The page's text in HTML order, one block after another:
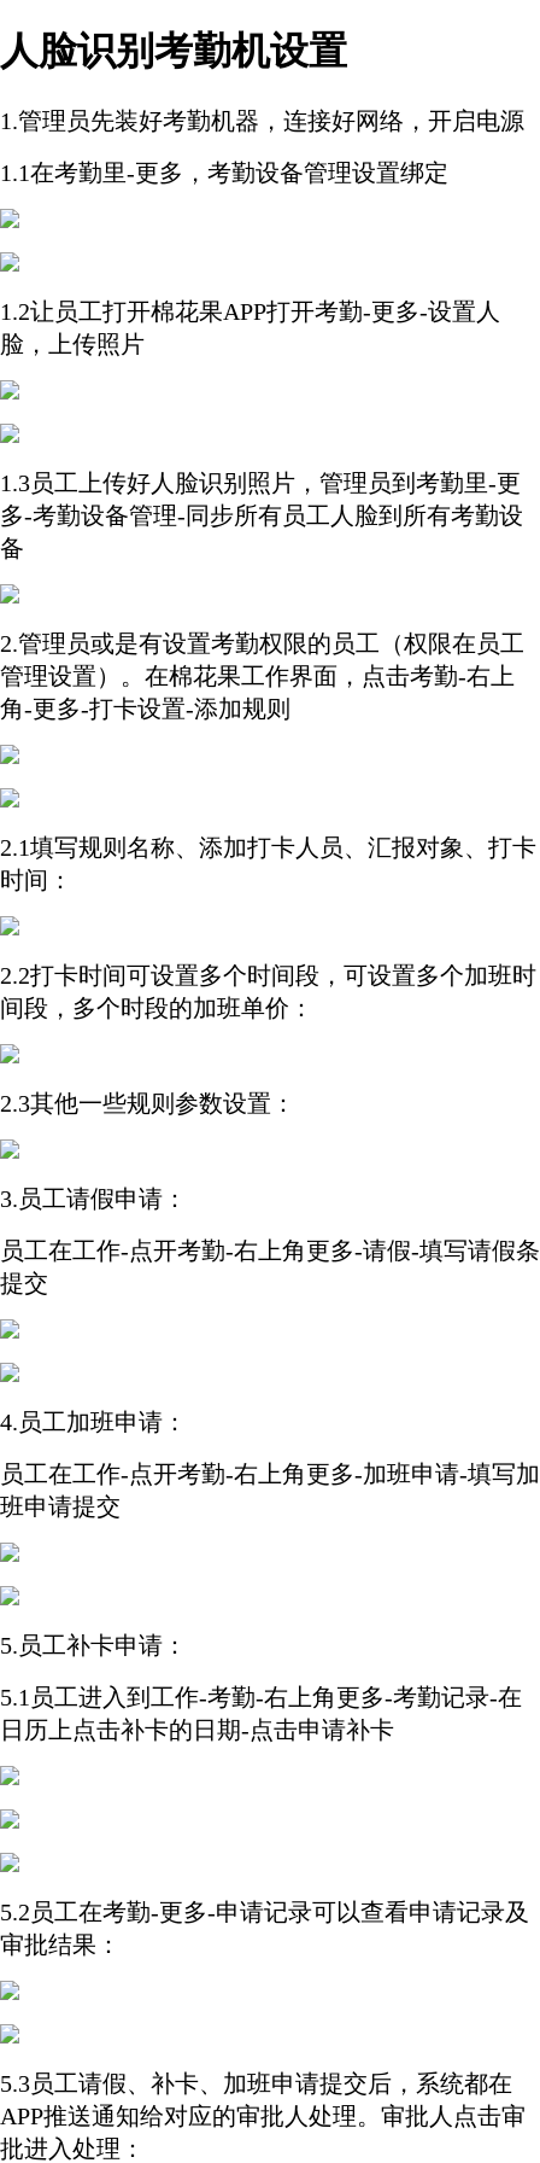
人脸识别考勤机设置
1.管理员先装好考勤机器，连接好网络，开启电源
1.1在考勤里-更多，考勤设备管理设置绑定
1.2让员工打开棉花果APP打开考勤-更多-设置人
脸，上传照片
1.3员工上传好人脸识别照片，管理员到考勤里-更
多-考勤设备管理-同步所有员工人脸到所有考勤设
备
2.管理员或是有设置考勤权限的员工（权限在员工
管理设置）。在棉花果工作界面，点击考勤-右上
角-更多-打卡设置-添加规则
2.1填写规则名称、添加打卡人员、汇报对象、打卡
时间：
2.2打卡时间可设置多个时间段，可设置多个加班时
间段，多个时段的加班单价：
2.3其他一些规则参数设置：
3.员工请假申请：
员工在工作-点开考勤-右上角更多-请假-填写请假条
提交
4.员工加班申请：
员工在工作-点开考勤-右上角更多-加班申请-填写加
班申请提交
5.员工补卡申请：
5.1员工进入到工作-考勤-右上角更多-考勤记录-在
日历上点击补卡的日期-点击申请补卡
5.2员工在考勤-更多-申请记录可以查看申请记录及
审批结果：
5.3员工请假、补卡、加班申请提交后，系统都在
APP推送通知给对应的审批人处理。审批人点击审
批进入处理：